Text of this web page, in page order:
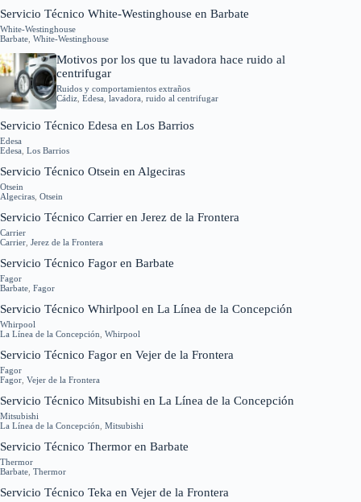
Servicio Técnico White-Westinghouse en Barbate
White-Westinghouse
Barbate White-Westinghouse
Motivos por los que tu lavadora hace ruido al
centrifugar
Ruidos y comportamientos extraños
Cádiz Edesa lavadora ruido al centrifugar
Servicio Técnico Edesa en Los Barrios
Edesa
Edesa Los Barrios
Servicio Técnico Otsein en Algeciras
Otsein
Algeciras Otsein
Servicio Técnico Carrier en Jerez de la Frontera
Carrier
Carrier Jerez de la Frontera
Servicio Técnico Fagor en Barbate
Fagor
Barbate Fagor
Servicio Técnico Whirlpool en La Línea de la Concepción
Whirpool
La Línea de la Concepción Whirpool
Servicio Técnico Fagor en Vejer de la Frontera
Fagor
Fagor Vejer de la Frontera
Servicio Técnico Mitsubishi en La Línea de la Concepción
Mitsubishi
La Línea de la Concepción Mitsubishi
Servicio Técnico Thermor en Barbate
Thermor
Barbate Thermor
Servicio Técnico Teka en Vejer de la Frontera